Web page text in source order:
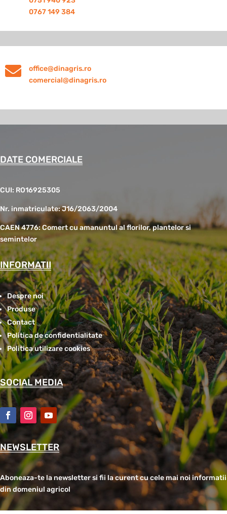
0767 149 384

office@dinagris.ro
comercial@dinagris.ro
DATE COMERCIALE
CUI: RO16925305
Nr. inmatriculate: J16/2063/2004
CAEN 4776: Comert cu amanuntul al florilor, plantelor si
semintelor
INFORMATII
Despre noi
Produse
Contact
Politica de confidentialitate
Politica utilizare cookies
SOCIAL MEDIA
NEWSLETTER
Aboneaza-te la newsletter si fii la curent cu cele mai noi informatii
din domeniul agricol